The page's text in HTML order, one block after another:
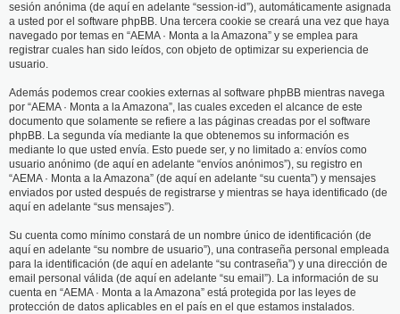
sesión anónima (de aquí en adelante “session-id”), automáticamente asignada
a usted por el software phpBB. Una tercera cookie se creará una vez que haya
navegado por temas en “AEMA · Monta a la Amazona” y se emplea para
registrar cuales han sido leídos, con objeto de optimizar su experiencia de
usuario.
Además podemos crear cookies externas al software phpBB mientras navega
por “AEMA · Monta a la Amazona”, las cuales exceden el alcance de este
documento que solamente se refiere a las páginas creadas por el software
phpBB. La segunda vía mediante la que obtenemos su información es
mediante lo que usted envía. Esto puede ser, y no limitado a: envíos como
usuario anónimo (de aquí en adelante “envíos anónimos”), su registro en
“AEMA · Monta a la Amazona” (de aquí en adelante “su cuenta”) y mensajes
enviados por usted después de registrarse y mientras se haya identificado (de
aquí en adelante “sus mensajes”).
Su cuenta como mínimo constará de un nombre único de identificación (de
aquí en adelante “su nombre de usuario”), una contraseña personal empleada
para la identificación (de aquí en adelante “su contraseña”) y una dirección de
email personal válida (de aquí en adelante “su email”). La información de su
cuenta en “AEMA · Monta a la Amazona” está protegida por las leyes de
protección de datos aplicables en el país en el que estamos instalados.